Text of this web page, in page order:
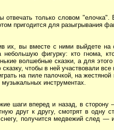
только словом "елочка".
пригодится для разыгрывания
их, вы вместе с ними выйдете
фигурку: кто гнома,
волшебные сказки, а для
чтобы в ней участвовали
на пиле палочкой, на
инструментах.
шаги вперед и назад, в сторону
друг к другу, смотрят в одну
получится медвежий след —